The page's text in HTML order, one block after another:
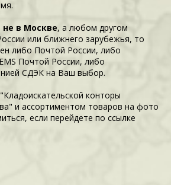
не в Москве, а любом другом
или ближнего зарубежья, то
либо Почтой России, либо
Почтой России, либо
СДЭК на Ваш выбор.
конторы
и ассортиментом товаров на фото
если перейдете по ссылке